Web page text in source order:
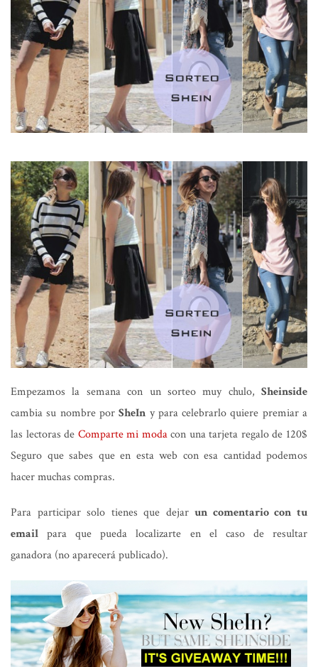
Empezamos la semana con un sorteo muy chulo, Sheinside
cambia su nombre porSheIn y para celebrarlo quiere premiar a
las lectoras de Comparte mi modacon una tarjeta regalo de 120$
Seguro que sabes que en esta web con esa cantidad podemos
hacer muchas compras.
Para participar solo tienes que dejarun comentario con tu
email para que pueda localizarte en el caso de resultar
ganadora (no aparecerá publicado).